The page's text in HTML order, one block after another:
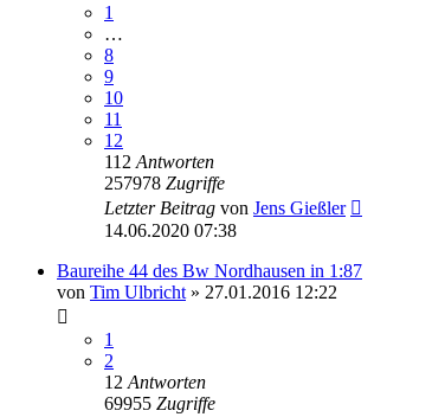
1
…
8
9
10
11
12
112 Antworten
257978 Zugriffe
Letzter Beitrag von Jens Gießler
14.06.2020 07:38
Baureihe 44 des Bw Nordhausen in 1:87
von Tim Ulbricht » 27.01.2016 12:22
1
2
12 Antworten
69955 Zugriffe